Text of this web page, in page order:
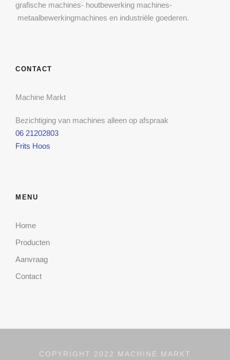
grafische machines- houtbewerking machines-
metaalbewerkingmachines en industriële goederen.
CONTACT
Machine Markt
Bezichtiging van machines alleen op afspraak
06 21202803
Frits Hoos
MENU
Home
Producten
Aanvraag
Contact
COPYRIGHT 2022 MACHINE MARKT